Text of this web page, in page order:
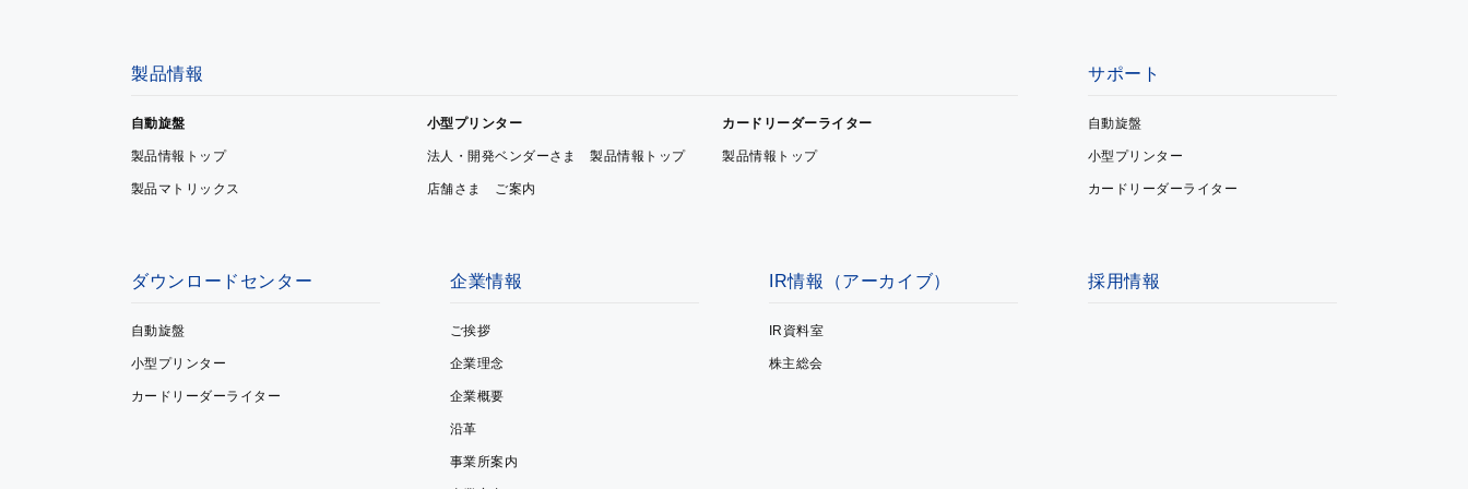
製品情報
自動旋盤
製品情報トップ
製品マトリックス
小型プリンター
法人・開発ベンダーさま 製品情報トップ
店舗さま ご案内
カードリーダーライター
製品情報トップ
サポート
自動旋盤
小型プリンター
カードリーダーライター
ダウンロードセンター
自動旋盤
小型プリンター
カードリーダーライター
企業情報
ご挨拶
企業理念
企業概要
沿革
事業所案内
IR情報（アーカイブ）
IR資料室
株主総会
採用情報